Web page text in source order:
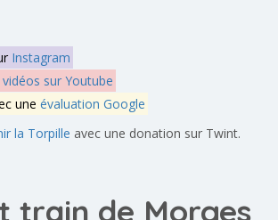
Instagram
vidéos sur Youtube
une évaluation Google
la Torpille avec une donation sur Twint.
train de Morges